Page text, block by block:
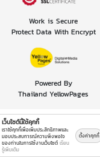
Work is Secure
Protect Data With Encrypt
Powered By
Thailand YellowPages
เว็บไซต์นี้ใช้คุกกี้
เราใช้คุกกี้เพื่อเพิ่มประสิทธิภาพและ
มอบประสบการณ์ความพึงพอใจ
ของท่านในการใช้งานเว็บไซต์ เรียน
รู้เพิ่มเติม
ตั้งค่าคุกกี้